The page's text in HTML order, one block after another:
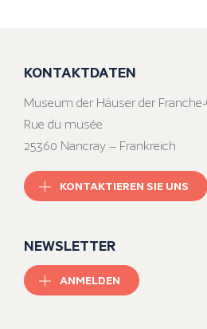
KONTAKTDATEN
Museum der Häuser der
Rue du musée
25360 Nancray – Frankreich
KONTAKTIEREN SIE UNS
NEWSLETTER
ANMELDEN